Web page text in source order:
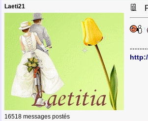
Laeti21
16518 messages postés